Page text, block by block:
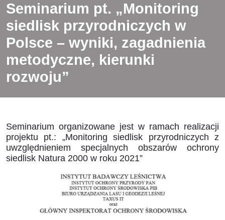
Seminarium pt. „Monitoring
siedlisk przyrodniczych w
Polsce – wyniki, zagadnienia
metodyczne, kierunki
rozwoju”
Seminarium organizowane jest w ramach realizacji
projektu pt.: „Monitoring siedlisk przyrodniczych z
uwzględnieniem specjalnych obszarów ochrony
siedlisk Natura 2000 w roku 2021”